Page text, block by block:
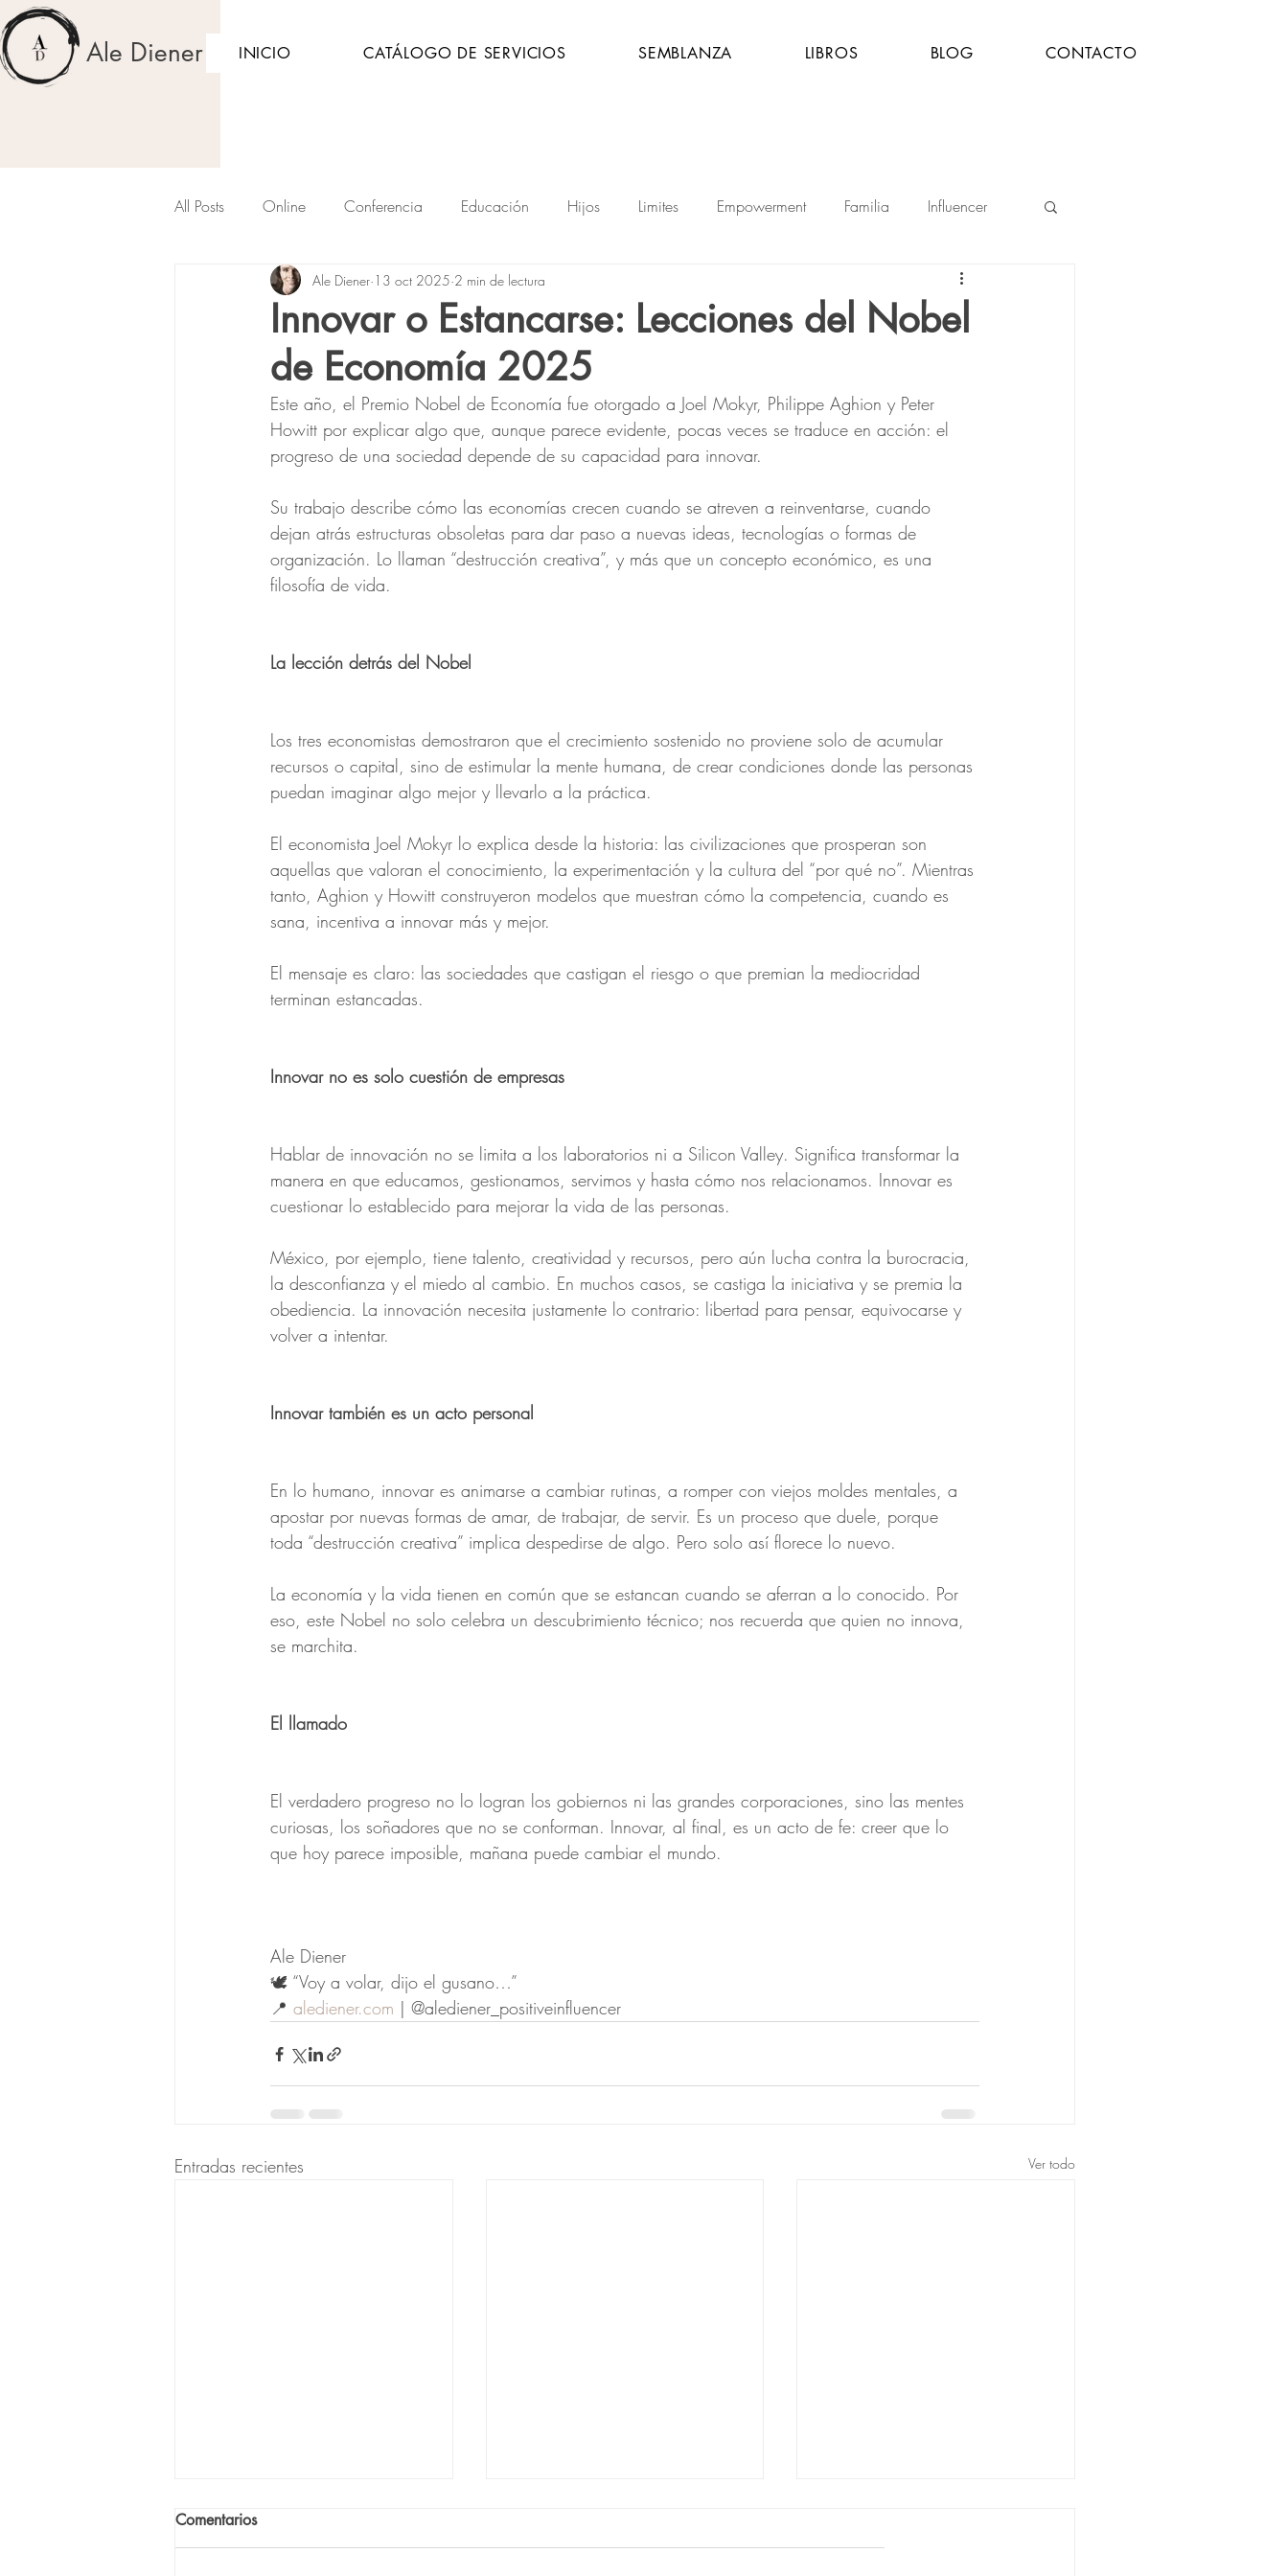
Ale Diener INICIO CATÁLOGO DE SERVICIOS SEMBLANZA LIBROS BLOG CONTACTO
All Posts Online Conferencia Educación Hijos Limites Empowerment Familia Influencer
Mujeres Cáncermama Divorcio
Innovar o Estancarse: Lecciones del Nobel
de Economía 2025
Ale Diener 13 oct 2025 2 min de lectura
Este año, el Premio Nobel de Economía fue otorgado a Joel Mokyr, Philippe Aghion y Peter
Howitt por explicar algo que, aunque parece evidente, pocas veces se traduce en acción: el
progreso de una sociedad depende de su capacidad para innovar.
Su trabajo describe cómo las economías crecen cuando se atreven a reinventarse, cuando
dejan atrás estructuras obsoletas para dar paso a nuevas ideas, tecnologías o formas de
organización. Lo llaman “destrucción creativa”, y más que un concepto económico, es una
filosofía de vida.
La lección detrás del Nobel
Los tres economistas demostraron que el crecimiento sostenido no proviene solo de acumular
recursos o capital, sino de estimular la mente humana, de crear condiciones donde las personas
puedan imaginar algo mejor y llevarlo a la práctica.
El economista Joel Mokyr lo explica desde la historia: las civilizaciones que prosperan son
aquellas que valoran el conocimiento, la experimentación y la cultura del “por qué no”. Mientras
tanto, Aghion y Howitt construyeron modelos que muestran cómo la competencia, cuando es
sana, incentiva a innovar más y mejor.
El mensaje es claro: las sociedades que castigan el riesgo o que premian la mediocridad
terminan estancadas.
Innovar no es solo cuestión de empresas
Hablar de innovación no se limita a los laboratorios ni a Silicon Valley. Significa transformar la
manera en que educamos, gestionamos, servimos y hasta cómo nos relacionamos. Innovar es
cuestionar lo establecido para mejorar la vida de las personas.
México, por ejemplo, tiene talento, creatividad y recursos, pero aún lucha contra la burocracia,
la desconfianza y el miedo al cambio. En muchos casos, se castiga la iniciativa y se premia la
obediencia. La innovación necesita justamente lo contrario: libertad para pensar, equivocarse y
volver a intentar.
Innovar también es un acto personal
En lo humano, innovar es animarse a cambiar rutinas, a romper con viejos moldes mentales, a
apostar por nuevas formas de amar, de trabajar, de servir. Es un proceso que duele, porque
toda “destrucción creativa” implica despedirse de algo. Pero solo así florece lo nuevo.
La economía y la vida tienen en común que se estancan cuando se aferran a lo conocido. Por
eso, este Nobel no solo celebra un descubrimiento técnico; nos recuerda que quien no innova,
se marchita.
El llamado
El verdadero progreso no lo logran los gobiernos ni las grandes corporaciones, sino las mentes
curiosas, los soñadores que no se conforman. Innovar, al final, es un acto de fe: creer que lo
que hoy parece imposible, mañana puede cambiar el mundo.
Ale Diener
🕊️ “Voy a volar, dijo el gusano…”
📍 alediener.com | @alediener_positiveinfluencer
Entradas recientes Ver todo
Comentarios